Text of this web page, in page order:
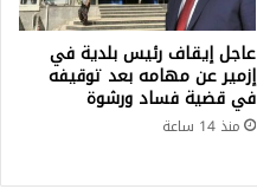
عاجل إيقاف رئيس بلدية في
إزمير عن مهامه بعد توقيفه
في قضية فساد ورشوة
منذ 14 ساعة